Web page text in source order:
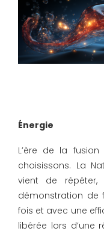
Énergie
L’ère de la
choisissons. La
vient de répéter,
démonstration de
fois et avec une
libérée lors d’une